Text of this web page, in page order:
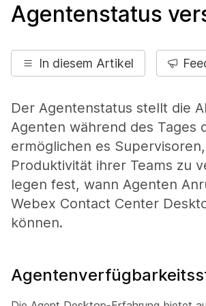
Agentenstatus
In diesem Artikel
Der Agentenstatus stellt die
Agenten während des Tages
ermöglichen es
Produktivität ihrer Teams zu
legen fest, wann Agenten
Webex Contact Center
können.